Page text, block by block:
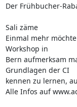
Der Frühbucher-
Sali zäme
Einmal mehr
Workshop in
Bern aufmerksam
Grundlagen der CI
kennen zu lernen,
Alle Infos auf